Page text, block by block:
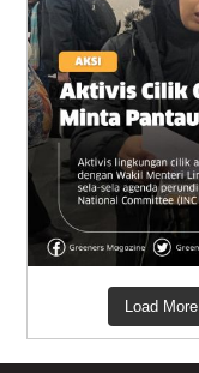
Load More